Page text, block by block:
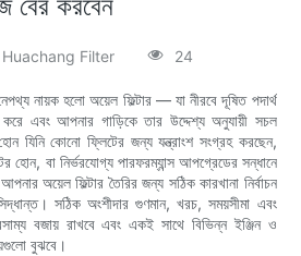
বের করবেন
Huachang Filter 24
নায়ক হলো অয়েল ফিল্টার — যা নীরবে দূষিত পদার্থ
করে এবং আপনার গাড়িকে তার উদ্দেশ্য অনুযায়ী সচল
যিনি কোনো ফ্লিটের জন্য যন্ত্রাংশ সংগ্রহ করছেন,
হোন, বা নির্ভরযোগ্য পারফরম্যান্স আপগ্রেডের সন্ধানে
অয়েল ফিল্টার তৈরির জন্য সঠিক কারখানা নির্বাচন
সঠিক অংশীদার গুণমান, খরচ, সময়সীমা এবং
বজায় রাখবে এবং একই সাথে বিভিন্ন ইঞ্জিন ও
বুঝবে।